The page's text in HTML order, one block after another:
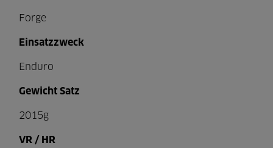
Forge
Einsatzzweck
Enduro
Gewicht Satz
2015g
VR / HR